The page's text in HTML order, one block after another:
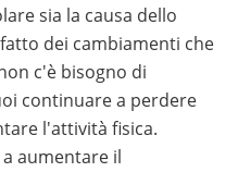
sia la causa dello
dei cambiamenti che
c'è bisogno di
continuare a perdere
l'attività fisica.
aumentare il